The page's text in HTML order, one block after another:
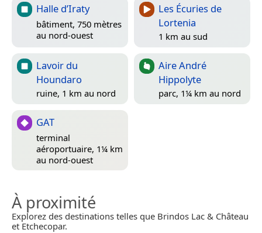
Halle d’Iraty
bâtiment, 750 mètres
au nord-ouest
Les Écuries de
Lortenia
1 km au sud
Lavoir du
Houndaro
ruine, 1 km au nord
Aire André
Hippolyte
parc, 1¼ km au nord
GAT
terminal
aéroportuaire, 1¼ km
au nord-ouest
À proximité
Explorez des destinations telles que Brindos Lac & Château
et Etchecopar.